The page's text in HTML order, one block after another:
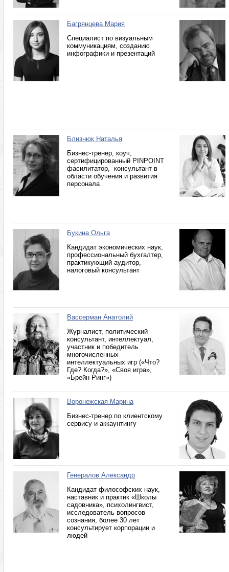
Багрянцева Мария
Специалист по визуальным
коммуникациям, созданию
инфографики и презентаций
Близнюк Наталья
Бизнес-тренер, коуч,
сертифицированный PINPOINT
фасилитатор, консультант в
области обучения и развития
персонала
Букина Ольга
Кандидат экономических наук,
профессиональный бухгалтер,
практикующий аудитор,
налоговый консультант
Вассерман Анатолий
Журналист, политический
консультант, интеллектуал,
участник и победитель
многочисленных
интеллектуальных игр («Что?
Где? Когда?», «Своя игра»,
«Брейн Ринг»)
Воронежская Марина
Бизнес-тренер по клиентскому
сервису и аккаунтингу
Генералов Александр
Кандидат философских наук,
наставник и практик «Школы
садовника», психолингвист,
исследователь вопросов
сознания, более 30 лет
консультирует корпорации и
людей